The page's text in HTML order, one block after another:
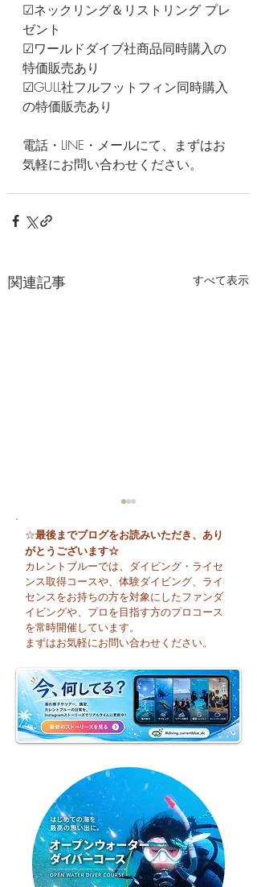
☑ネックリング＆リストリング プレ
ゼント
☑ワールドダイブ社商品同時購入の
特価販売あり
☑GULL社フルフットフィン同時購入
の特価販売あり
電話・LINE・メールにて、まずはお
気軽にお問い合わせください。
関連記事 すべて表示
😊 海へ戻る第一歩！リ
フレッシュコース開催♪
☆最後までブログをお読みいただき、あり
がとうございます☆
カレントブルーでは、ダイビング・ライセ
ンス取得コースや、体験ダイビング、ライ
センスをお持ちの方を対象にしたファンダ
イビングや、プロを目指す方のプロコース
を常時開催しています。
まずはお気軽にお問い合わせください。